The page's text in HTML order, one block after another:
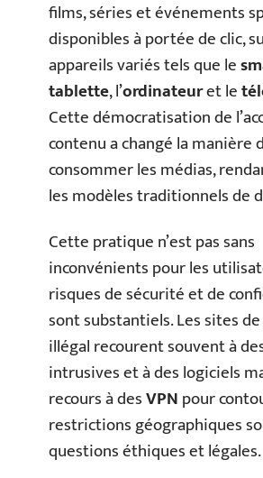
films, séries et événements
disponibles à portée de clic,
appareils variés tels que le
tablette, l’ordinateuret le
Cette démocratisation de
contenu a changé la manière
consommer les médias,
les modèles traditionnels de
Cette pratique n’est pas sans
inconvénients pour les
risques de sécurité et de
sont substantiels. Les sites
illégal recourent souvent à
intrusives et à des logiciels
recours à desVPNpour
restrictions géographiques
questions éthiques et légales.